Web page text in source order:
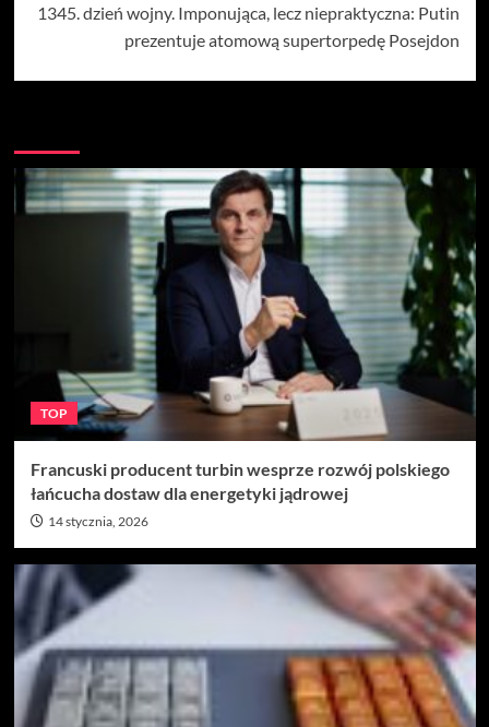
1345. dzień wojny. Imponująca, lecz niepraktyczna: Putin
prezentuje atomową supertorpedę Posejdon
TOP
Francuski producent turbin wesprze rozwój polskiego
łańcucha dostaw dla energetyki jądrowej
14 stycznia, 2026